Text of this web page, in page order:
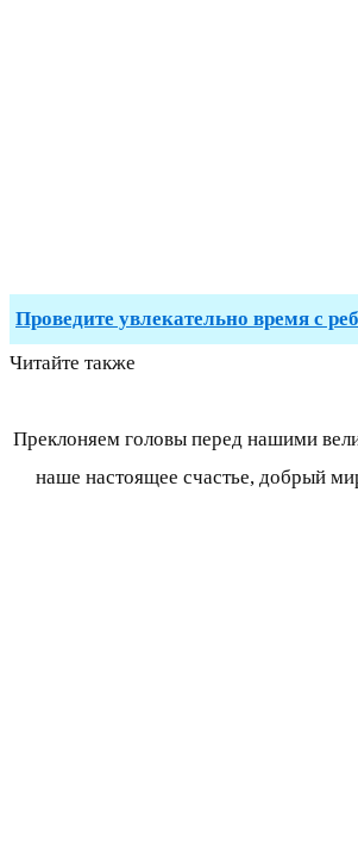
Проведите увлекательно время с
Читайте также
Преклоняем головы перед нашими
наше настоящее счастье, добрый